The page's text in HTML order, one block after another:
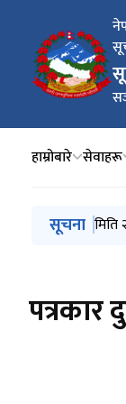
हाम्रोबारे सेवाहरू
मुख्य नेभिगेसनमा
सूचना
पत्रकार